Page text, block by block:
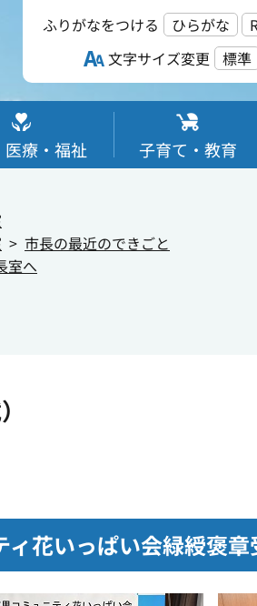
ふりがなをつける ひらがな
文字サイズ変更
標準
医療・福祉 子育て・教育
市長の最近のできごと
室へ
花いっぱい会緑綬褒